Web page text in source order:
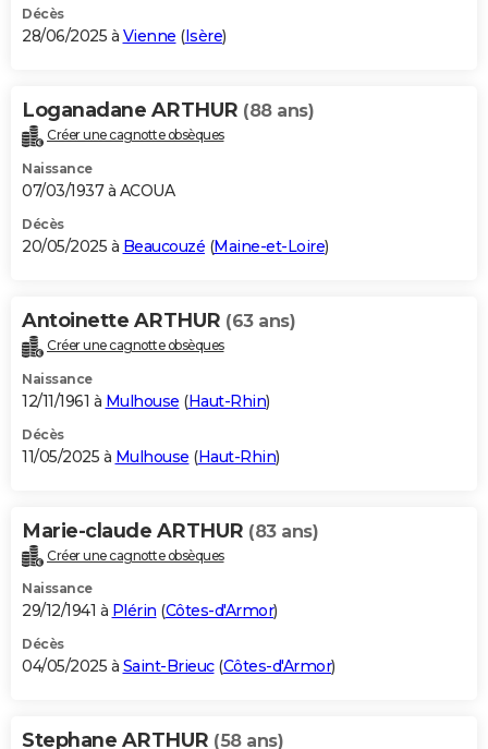
Décès
28/06/2025 à Vienne (Isère)
Loganadane ARTHUR (88 ans)
Créer une cagnotte obsèques
Naissance
07/03/1937 à ACOUA
Décès
20/05/2025 à Beaucouzé (Maine-et-Loire)
Antoinette ARTHUR (63 ans)
Créer une cagnotte obsèques
Naissance
12/11/1961 à Mulhouse (Haut-Rhin)
Décès
11/05/2025 à Mulhouse (Haut-Rhin)
Marie-claude ARTHUR (83 ans)
Créer une cagnotte obsèques
Naissance
29/12/1941 à Plérin (Côtes-d'Armor)
Décès
04/05/2025 à Saint-Brieuc(Côtes-d'Armor)
Stephane ARTHUR (58 ans)